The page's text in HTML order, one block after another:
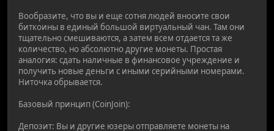
Вообразите, что вы и еще сотня людей вносите свои
биткоины в единый большой виртуальный чан. Там они
тщательно смешиваются, а затем всем отдается та же
количество, но абсолютно другие монеты. Простая
аналогия: сдать наличные в финансовое учреждение и
получить новые деньги с иными серийными номерами.
Ниточка обрывается.
Базовый принцип (CoinJoin):
Депозит: Вы и другие юзеры отправляете монеты на